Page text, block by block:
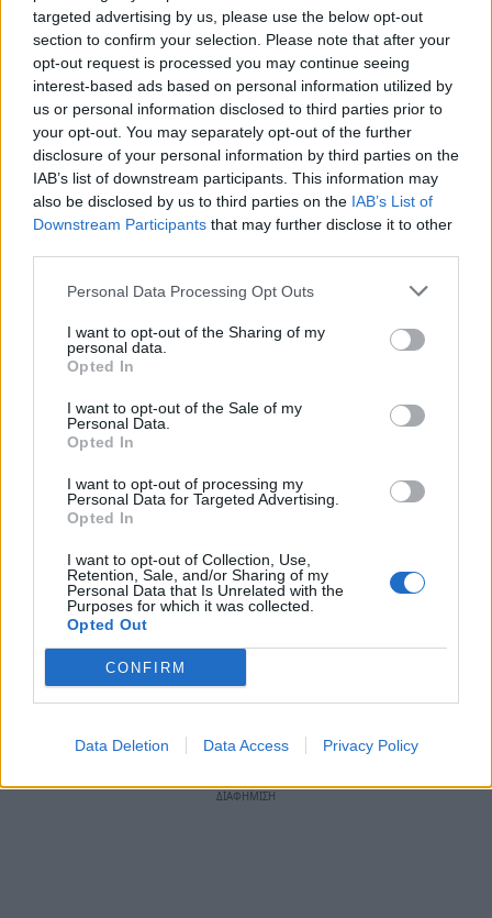
targeted advertising by us, please use the below opt-out
section to confirm your selection. Please note that after your
opt-out request is processed you may continue seeing
interest-based ads based on personal information utilized by
us or personal information disclosed to third parties prior to
your opt-out. You may separately opt-out of the further
disclosure of your personal information by third parties on the
IAB’s list of downstream participants. This information may
also be disclosed by us to third parties on the IAB’s List of
Downstream Participants that may further disclose it to other
Personal Data Processing Opt Outs
I want to opt-out of the Sharing of my
personal data.
Opted In
I want to opt-out of the Sale of my
Personal Data.
Opted In
I want to opt-out of processing my
Personal Data for Targeted Advertising.
Opted In
I want to opt-out of Collection, Use,
Retention, Sale, and/or Sharing of my
Personal Data that Is Unrelated with the
Purposes for which it was collected.
Opted Out
CONFIRM
Data Deletion Data Access Privacy Policy
«περεστρόικα» και της «γκλάστνοτ» του
Γκορμπατσώφ, που χρησιμοποιήθηκαν ως
εργαλεία, ως μοχλοί της παγκοσμιοποίησης!... Ο
ιστορικός θα μπορούσε να προσθέσει δεκάδες
ακόμη παραδείγματα σε ανατολή και δύση και
να αποδείξει διεξοδικότερα την πορεία της
καταστροφής!... Και να αναλύσει τις
γενεσιουργές αιτίες της αστυφιλίας με τα
γνωστά αποτελέσματα!...
- Είναι χαρακτηριστική, εξ άλλου, η προ της
διάλυση του κοινωνικού ιστού, η υποβάθμιση
θεσμών και Αξιών, η απαξίωση των κρατικών
δομών, η αλληλεπιρροή θρησκευτικών κανόνων,
πολιτισμικών καταβολών, πολιτικών πρακτικών,
της κοινωνίας.
(συνεχίζεται)
* Τα άρθρα δεν απηχούν απαραίτητα τη γνώμη του
notospress.gr